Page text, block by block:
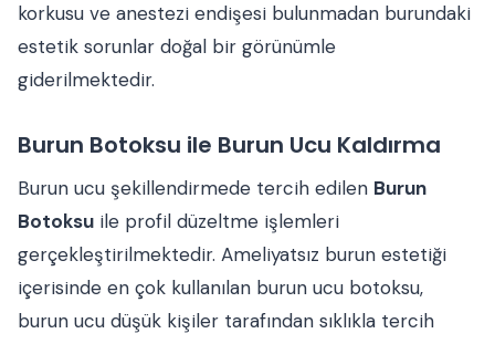
korkusu ve anestezi endişesi bulunmadan burundaki
estetik sorunlar doğal bir görünümle
giderilmektedir.
Burun Botoksu ile Burun Ucu Kaldırma
Burun ucu şekillendirmede tercih edilen Burun
Botoksu ile profil düzeltme işlemleri
gerçekleştirilmektedir. Ameliyatsız burun estetiği
içerisinde en çok kullanılan burun ucu botoksu,
burun ucu düşük kişiler tarafından sıklıkla tercih